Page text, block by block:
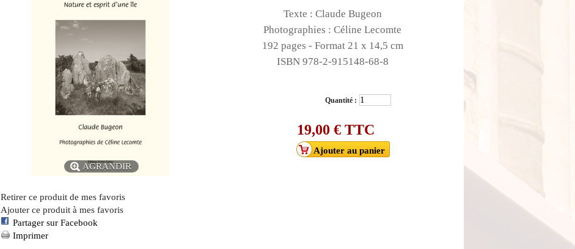
AGRANDIR
Retirer ce produit de mes favoris
Ajouter ce produit à mes favoris
Partager sur Facebook
Imprimer
Texte : Claude Bugeon
Photographies : Céline Lecomte
192 pages - Format 21 x 14,5 cm
ISBN 978-2-915148-68-8
Quantité :
19,00 €TTC